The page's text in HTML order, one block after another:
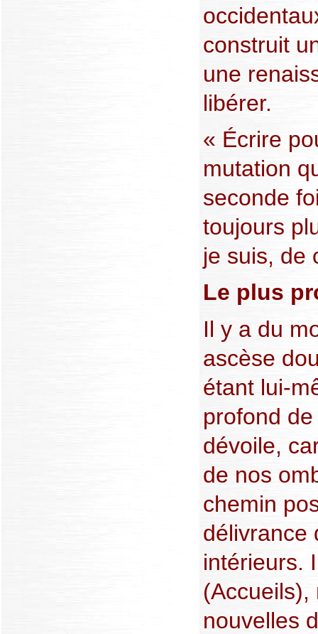
construit
une
libérer.
« Écrire
mutation
seconde
toujours
je suis, de
Le plus
Il y a du
ascèse
étant lui-
profond de
dévoile,
de nos
chemin
délivrance
intérieurs.
(Accueils),
nouvelles